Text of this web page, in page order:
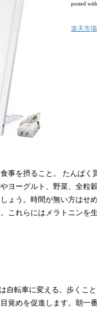
posted with
楽天市場
事を摂ること。 たんぱ
ヨーグルト、野菜、全粒
ょう。時間が無い方はせ
これらにはメラトニンを
自転車に変える。歩くこ
覚めを促進します。朝一